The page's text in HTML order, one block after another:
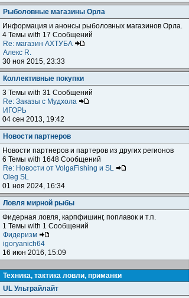
Рыболовные магазины Орла
Информация и анонсы рыболовных магазинов Орла.
4 Темы with 17 Сообщений
Re: магазин АХТУБА
Алекс R.
30 ноя 2015, 23:33
Коллективные покупки
3 Темы with 31 Сообщений
Re: Заказы с Мудхола
ИГОРЬ
04 сен 2013, 19:42
Новости партнеров
Новости партнеров и партеров из других регионов
6 Темы with 1648 Сообщений
Re: Новости от VolgaFishing и SL
Oleg SL
01 ноя 2024, 16:34
Ловля мирной рыбы
Фидерная ловля, карпфишинг, поплавок и т.п.
1 Темы with 1 Сообщений
Фидеризм
igoryanich64
16 июн 2016, 15:09
Техника, тактика ловли, приманки
UL Ультрайлайт